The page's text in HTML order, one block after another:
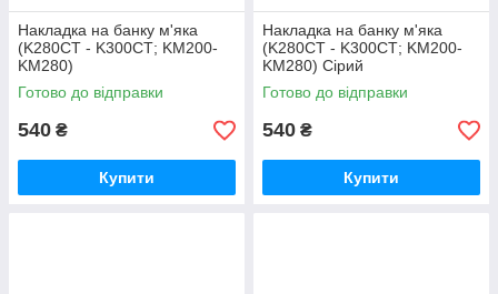
Накладка на банку м'яка
(K280CT - K300CТ; KM200-
KM280)
Готово до відправки
540 ₴
Купити
Накладка на банку м'яка
(K280CT - K300CТ; KM200-
KM280) Сірий
Готово до відправки
540 ₴
Купити